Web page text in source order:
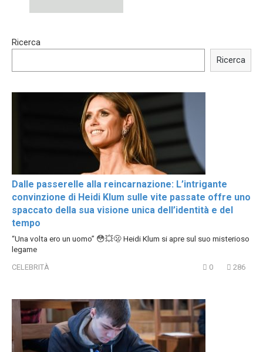
Shocking illusion - Pretty
Trying BOLLYWOOD
Ricerca
Ricerca
Dalle passerelle alla reincarnazione: L’intrigante
convinzione di Heidi Klum sulle vite passate offre uno
spaccato della sua visione unica dell’identità e del
tempo
“Una volta ero un uomo” 😳💥🫢 Heidi Klum si apre sul suo misterioso
legame
CELEBRITÀ 0 286